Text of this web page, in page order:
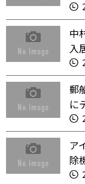
中
入
郵
に
ア
除